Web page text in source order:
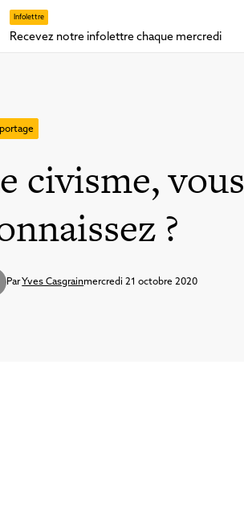
Infolettre
Recevez notre infolettre chaque mercredi
civisme, vous
?
ParYves Casgrainmercredi 21 octobre 2020